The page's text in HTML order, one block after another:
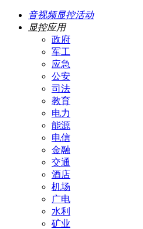
音视频显控活动
显控应用
政府
军工
应急
公安
司法
教育
电力
能源
电信
金融
交通
酒店
机场
广电
水利
矿业